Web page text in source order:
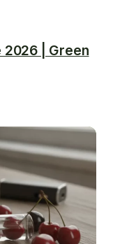
2026 | Green